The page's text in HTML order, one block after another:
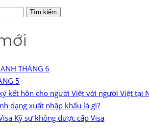
THÁNG 6
5
kết hôn cho người Việt với người Việt tại
dạng xuất nhập khẩu là gì?
Kỹ sư không được cấp Visa